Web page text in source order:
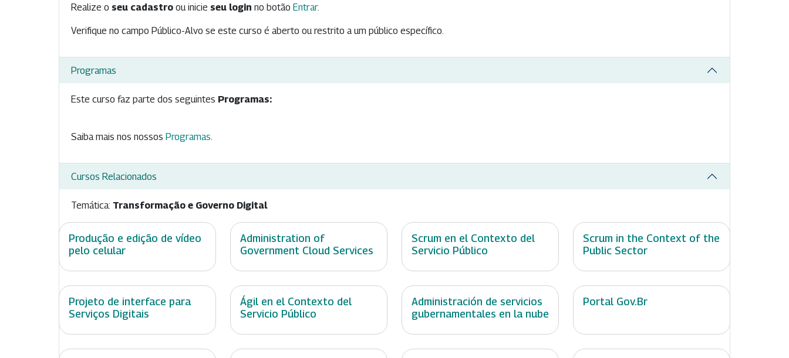
Realize o seu cadastro ou inicie seu login no botão Entrar.
Verifique no campo Público-Alvo se este curso é aberto ou restrito a um público específico.
Programas
Este curso faz parte dos seguintes Programas:
Saiba mais nos nossos Programas.
Cursos Relacionados
Temática: Transformação e Governo Digital
Produção e edição de vídeo
pelo celular
Administration of
Government Cloud Services
Scrum en el Contexto del
Servicio Público
Scrum in the Context of the
Public Sector
Projeto de interface para
Serviços Digitais
Ágil en el Contexto del
Servicio Público
Administración de servicios
gubernamentales en la nube
Portal Gov.Br